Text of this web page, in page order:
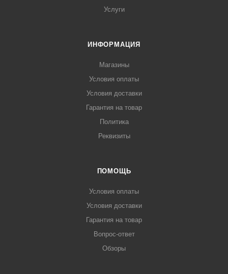
Услуги
ИНФОРМАЦИЯ
Магазины
Условия оплаты
Условия доставки
Гарантия на товар
Политика
Реквизиты
ПОМОЩЬ
Условия оплаты
Условия доставки
Гарантия на товар
Вопрос-ответ
Обзоры